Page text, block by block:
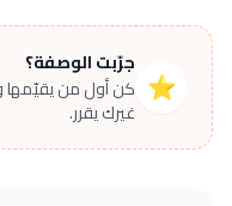
⭐
جرّبت الوصفة؟
كن أول من يقيّمها
غيرك يقرر.